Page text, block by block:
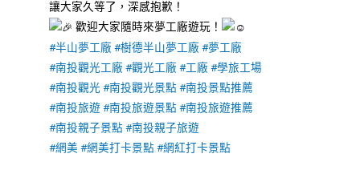
讓大家久等了，深感抱歉！
歡迎大家隨時來夢工廠遊玩！
#半山夢工廠 #樹德半山夢工廠 #夢工廠
#南投觀光工廠 #觀光工廠 #工廠 #學旅工場
#南投觀光 #南投觀光景點#南投景點推薦
#南投旅遊#南投旅遊景點#南投旅遊推薦
#南投親子景點#南投親子旅遊
#網美 #網美打卡景點#網紅打卡景點